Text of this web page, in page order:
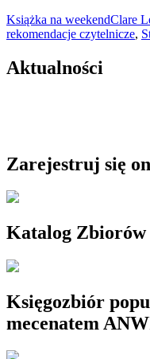
Książka na weekendClare
rekomendacje czytelnicze,
Aktualności
Zarejestruj się
Katalog
Księgozbiór
mecenatem